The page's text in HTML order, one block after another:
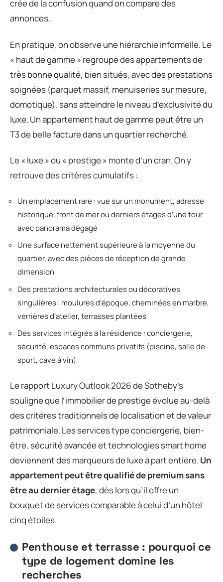
crée de la confusion quand on compare des
annonces.
En pratique, on observe une hiérarchie informelle. Le
« haut de gamme » regroupe des appartements de
très bonne qualité, bien situés, avec des prestations
soignées (parquet massif, menuiseries sur mesure,
domotique), sans atteindre le niveau d’exclusivité du
luxe. Un appartement haut de gamme peut être un
T3 de belle facture dans un quartier recherché.
Le « luxe » ou « prestige » monte d’un cran. On y
retrouve des critères cumulatifs :
Un emplacement rare : vue sur un monument, adresse
historique, front de mer ou derniers étages d’une tour
avec panorama dégagé
Une surface nettement supérieure à la moyenne du
quartier, avec des pièces de réception de grande
dimension
Des prestations architecturales ou décoratives
singulières : moulures d’époque, cheminées en marbre,
verrières d’atelier, terrasses plantées
Des services intégrés à la résidence : conciergerie,
sécurité, espaces communs privatifs (piscine, salle de
sport, cave à vin)
Le rapport Luxury Outlook 2026 de Sotheby’s
souligne que l’immobilier de prestige évolue au-delà
des critères traditionnels de localisation et de valeur
patrimoniale. Les services type conciergerie, bien-
être, sécurité avancée et technologies smart home
deviennent des marqueurs de luxe à part entière. Un
appartement peut être qualifié de premium sans
être au dernier étage, dès lors qu’il offre un
bouquet de services comparable à celui d’un hôtel
cinq étoiles.
Penthouse et terrasse : pourquoi ce
type de logement domine les
recherches